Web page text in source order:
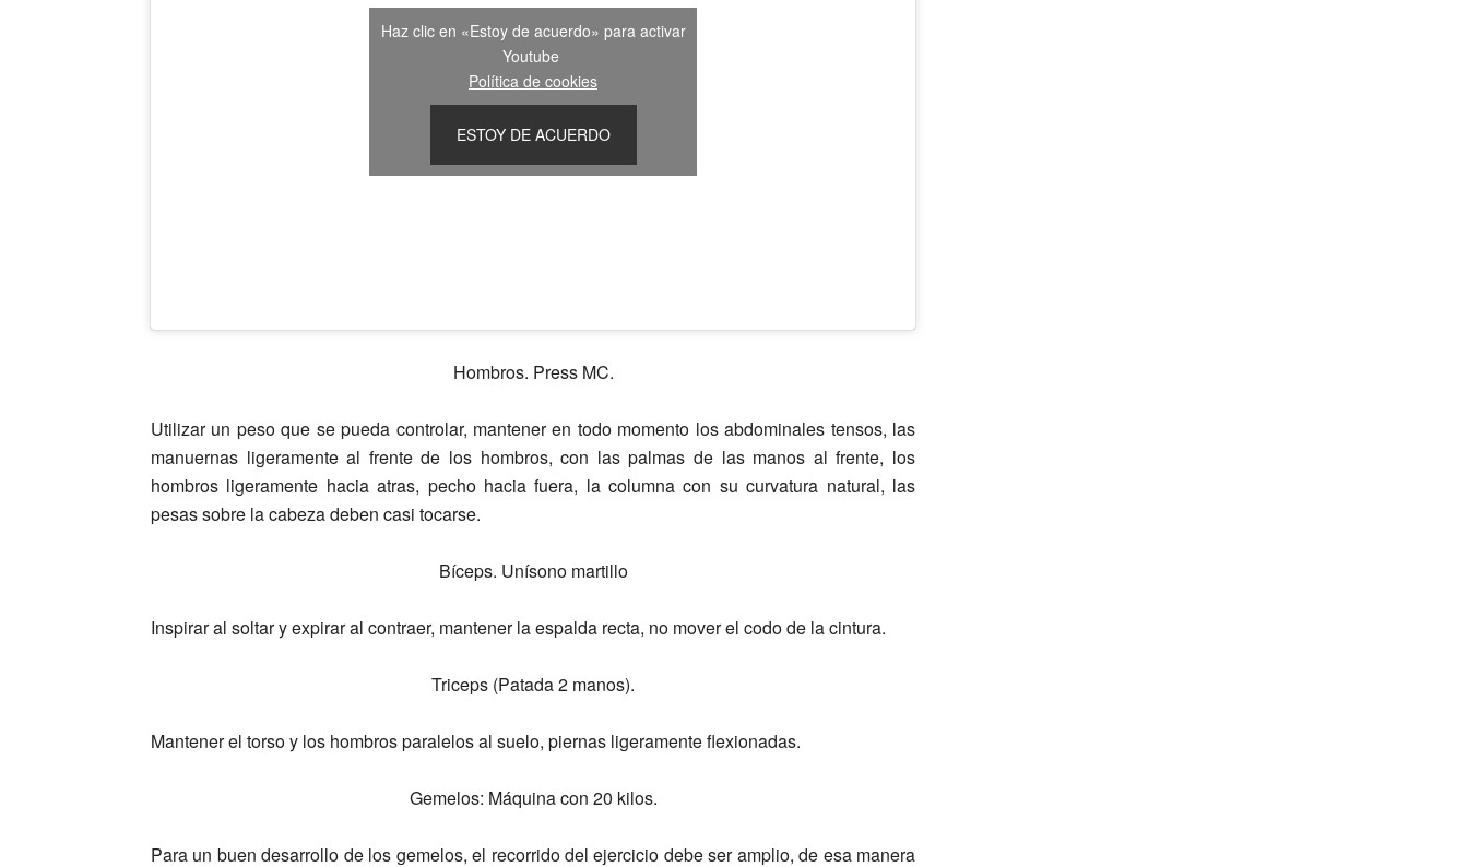
Haz clic en «Estoy de acuerdo» para activar
Youtube
Política de cookies
ESTOY DE ACUERDO
Hombros. Press MC.
Utilizar un peso que se pueda controlar, mantener en todo momento los abdominales tensos, las
manuernas ligeramente al frente de los hombros, con las palmas de las manos al frente, los
hombros ligeramente hacia atras, pecho hacia fuera, la columna con su curvatura natural, las
pesas sobre la cabeza deben casi tocarse.
Bíceps. Unísono martillo
Inspirar al soltar y expirar al contraer, mantener la espalda recta, no mover el codo de la cintura.
Triceps (Patada 2 manos).
Mantener el torso y los hombros paralelos al suelo, piernas ligeramente flexionadas.
Gemelos: Máquina con 20 kilos.
Para un buen desarrollo de los gemelos, el recorrido del ejercicio debe ser amplio, de esa manera